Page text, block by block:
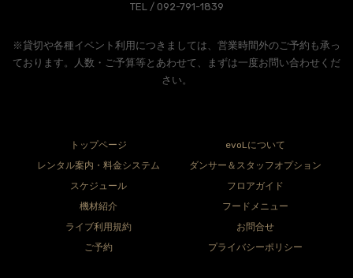
TEL / 092-791-1839
※貸切や各種イベント利用につきましては、営業時間外のご予約も承っ
ております。人数・ご予算等とあわせて、まずは一度お問い合わせくだ
さい。
トップページ
evoLについて
レンタル案内・料金システム
ダンサー＆スタッフオプション
スケジュール
フロアガイド
機材紹介
フードメニュー
ライブ利用規約
お問合せ
ご予約
プライバシーポリシー